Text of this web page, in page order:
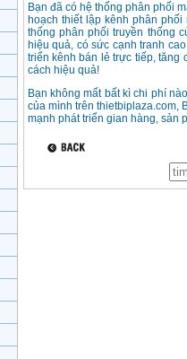
Bạn đã có hệ thống phân phối
hoạch thiết lập kênh phân
thống phân phối truyền thống
hiệu quả, có sức cạnh tranh
triển kênh bán lẻ trực tiếp,
cách hiệu quả!
Bạn không mất bất kì chi phí
của mình trên thietbiplaza.com,
mạnh phát triển gian hàng, sản